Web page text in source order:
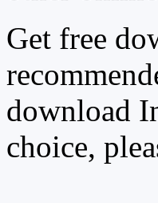
Get free
download
choice,